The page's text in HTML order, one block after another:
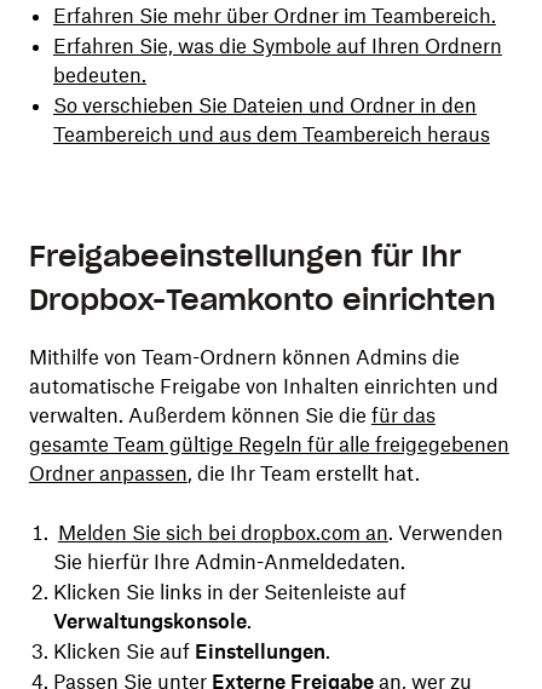
Erfahren Sie mehr über Ordner im Teambereich.
Erfahren Sie, was die Symbole auf Ihren Ordnern
bedeuten.
So verschieben Sie Dateien und Ordner in den
Teambereich und aus dem Teambereich heraus
Freigabeeinstellungen für Ihr
Dropbox-Teamkonto einrichten
Mithilfe von Team-Ordnern können Admins die
automatische Freigabe von Inhalten einrichten und
verwalten. Außerdem können Sie die für das
gesamte Team gültige Regeln für alle freigegebenen
Ordner anpassen, die Ihr Team erstellt hat.
Melden Sie sich bei dropbox.com an. Verwenden
Sie hierfür Ihre Admin-Anmeldedaten.
Klicken Sie links in der Seitenleiste auf
Verwaltungskonsole.
Klicken Sie auf Einstellungen.
Passen Sie unter Externe Freigabean, wer zu